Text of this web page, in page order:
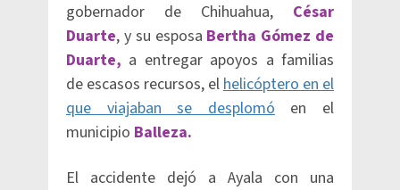
gobernador de Chihuahua, César
Duarte, y su esposa Bertha Gómez de
Duarte, a entregar apoyos a familias
de escasos recursos, elhelicóptero en el
que viajaban se desplomóen el
municipio Balleza.
El accidente dejó a Ayala con una